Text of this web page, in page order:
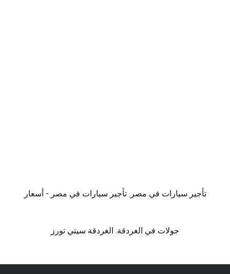
تأجير سيارات في مصر. تأجير سيارات في مصر - أسعار
جولات في الغردقة. الغردقة سيتي تورز